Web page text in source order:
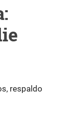
respaldo